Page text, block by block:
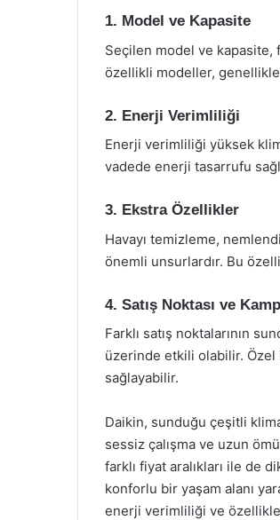
1. Model ve Kapasite
Seçilen model ve kapasite,
özellikli modeller, genellikle
2. Enerji Verimliliği
Enerji verimliliği yüksek
vadede enerji tasarrufu
3. Ekstra Özellikler
Havayı temizleme,
önemli unsurlardır. Bu
4. Satış Noktası ve
Farklı satış noktalarının
üzerinde etkili olabilir. Özel
sağlayabilir.
Daikin, sunduğu çeşitli
sessiz çalışma ve uzun
farklı fiyat aralıkları ile de
konforlu bir yaşam alanı
enerji verimliliği ve